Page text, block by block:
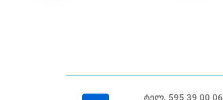
ტელ. 595 39 00 06